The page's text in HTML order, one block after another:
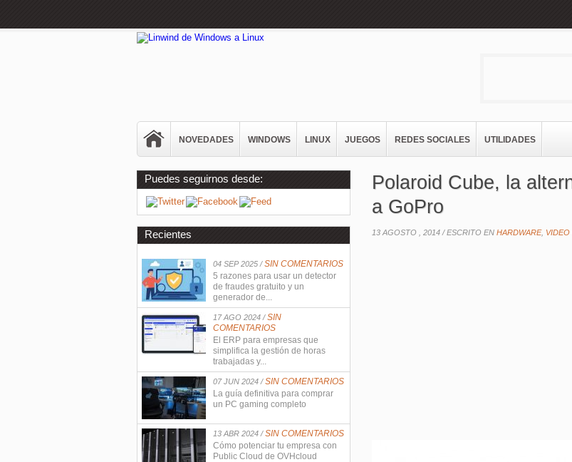
NOVEDADES WINDOWS LINUX JUEGOS REDES SOCIALES UTILIDADES
Polaroid Cube, la
a GoPro
13 AGOSTO , 2014 /ESCRITO EN HARDWARE, VIDEO
Puedes seguirnos desde:
Recientes
04 SEP 2025 /SIN COMENTARIOS
5 razones para usar un detector
de fraudes gratuito y un
generador de...
17 AGO 2024 /SIN
COMENTARIOS
El ERP para empresas que
simplifica la gestión de horas
trabajadas y...
07 JUN 2024 /SIN COMENTARIOS
La guía definitiva para comprar
un PC gaming completo
13 ABR 2024 /SIN COMENTARIOS
Cómo potenciar tu empresa con
Public Cloud de OVHcloud